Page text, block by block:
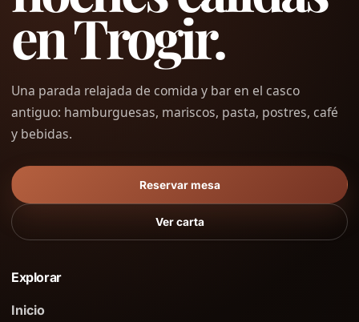
en Trogir.
Una parada relajada de comida y bar en el casco
antiguo: hamburguesas, mariscos, pasta, postres, café
y bebidas.
Reservar mesa
Ver carta
Explorar
Inicio